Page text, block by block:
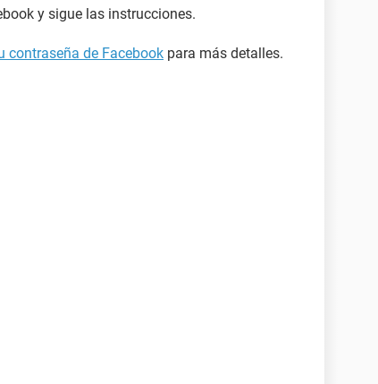
y sigue las instrucciones.
contraseña de Facebook para más detalles.